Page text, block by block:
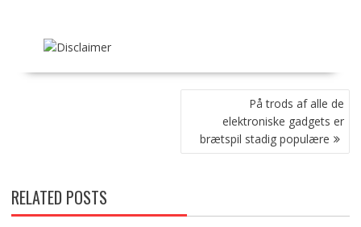
På trods af alle de
elektroniske gadgets er
brætspil stadig populære
RELATED POSTS